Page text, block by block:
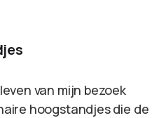
van mijn bezoek
hoogstandjes die de